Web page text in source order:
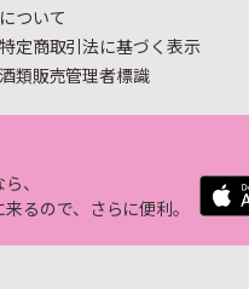
について
特定商取引法に基づく表示
酒類販売管理者標識
、
るので、さらに便利。